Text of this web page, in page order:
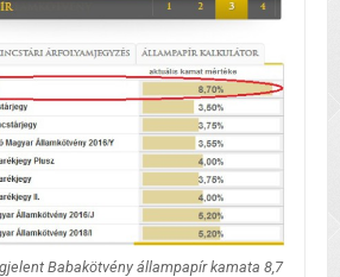
Babakötvény állampapír kamata 8,7